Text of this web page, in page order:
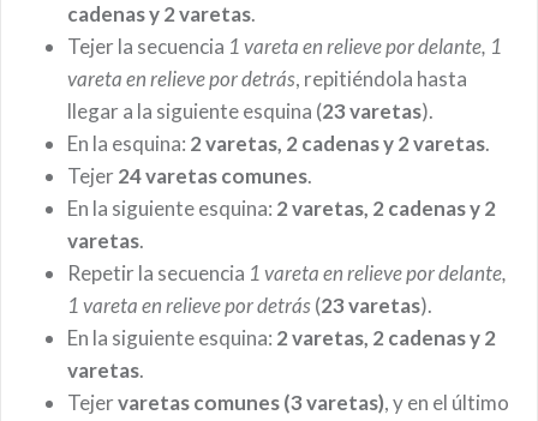
cadenas y 2 varetas.
Tejer la secuencia 1 vareta en relieve por delante, 1
vareta en relieve por detrás, repitiéndola hasta
llegar a la siguiente esquina (23 varetas).
En la esquina: 2 varetas, 2 cadenas y 2 varetas.
Tejer24 varetas comunes.
En la siguiente esquina: 2 varetas, 2 cadenas y 2
varetas.
Repetir la secuencia 1 vareta en relieve por delante,
1 vareta en relieve por detrás(23 varetas).
En la siguiente esquina: 2 varetas, 2 cadenas y 2
varetas.
Tejervaretas comunes(3 varetas), y en el último